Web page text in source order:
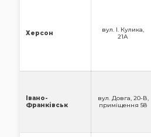
Херсон
вул. І. Кулика,
21А
Івано-
Франківськ
вул. Довга, 20-В,
приміщення 58